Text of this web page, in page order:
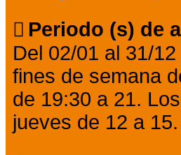
Periodo (s) de
Del 02/01 al 31/
fines de semana
de 19:30 a 21.
jueves de 12 a 15.